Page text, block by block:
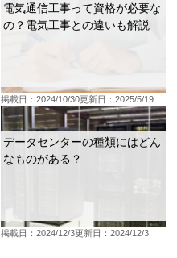
電気通信工事って資格が必要な
の？電気工事との違いも解説
掲載日：2024/10/30更新日：2025/5/19
データセンターの種類にはどん
なものがある？
掲載日：2024/12/3更新日：2024/12/3